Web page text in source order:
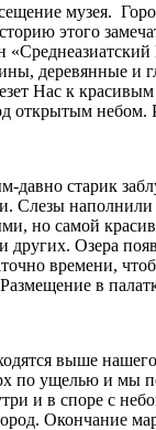
музея.
этого
деревянные и
Нас к
открытым
давно старик
Слезы
но самой
Озера
времени,
в
выше
по ущелью и мы
и в споре с
Окончание